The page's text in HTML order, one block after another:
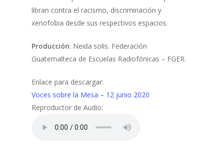
libran contra el racismo, discriminación y
xenofobia desde sus respectivos espacios.
Producción: Neida solis. Federación
Guatemalteca de Escuelas Radiofónicas – FGER.
Enlace para descargar:
Voces sobre la Mesa – 12 junio 2020
Reproductor de Audio: